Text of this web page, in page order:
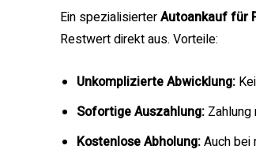
Ein spezialisierterAutoankauf für
Restwert direkt aus. Vorteile:
Unkomplizierte Abwicklung:
Sofortige Auszahlung:
Kostenlose Abholung:Auch bei